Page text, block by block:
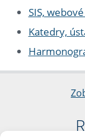
SIS,
Katedry,